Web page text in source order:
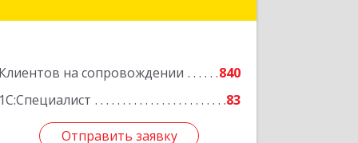
Клиентов на сопровождении
840
1С:Специалист
83
Отправить заявку
Отправить заявку